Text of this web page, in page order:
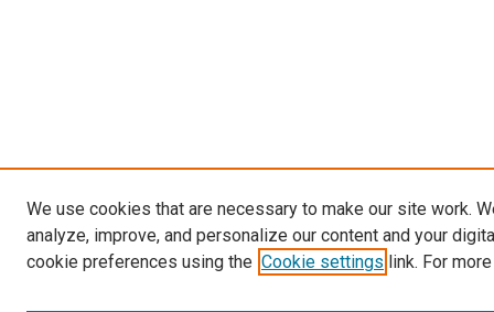
We use cookies that are necessary to make our site work.
analyze, improve, and personalize our content and your
cookie preferences using the Cookie settings link. For